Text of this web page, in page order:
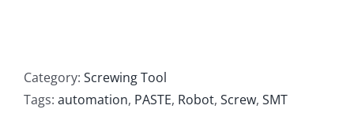
Category: Screwing Tool
Tags: automation, PASTE, Robot, Screw, SMT